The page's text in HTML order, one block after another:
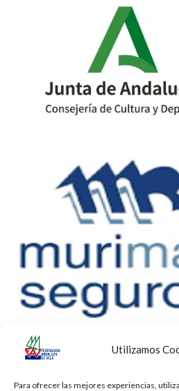
Utilizamos
Para ofrecer las mejores experiencias,